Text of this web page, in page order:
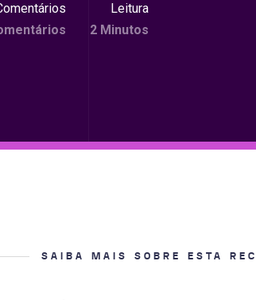
Leitura
2 Minutos
SAIBA MAIS SOBRE ESTA